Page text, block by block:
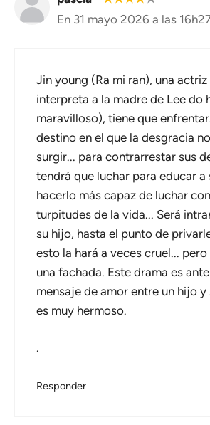
En 31 mayo 2026 a las
Jin young (Ra mi ran), una
interpreta a la madre de Lee do
maravilloso), tiene que
destino en el que la desgracia
surgir... para contrarrestar sus
tendrá que luchar para educar a
hacerlo más capaz de luchar
turpitudes de la vida... Será
su hijo, hasta el punto de
esto la hará a veces cruel...
una fachada. Este drama es
mensaje de amor entre un hijo y
es muy hermoso.
.
Responder